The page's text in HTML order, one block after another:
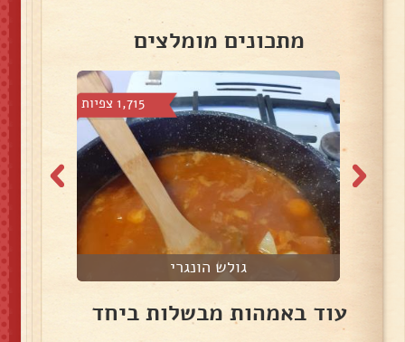
מתכונים מומלצים
1,715 צפיות
גולש הונגרי
עוד באמהות מבשלות ביחד